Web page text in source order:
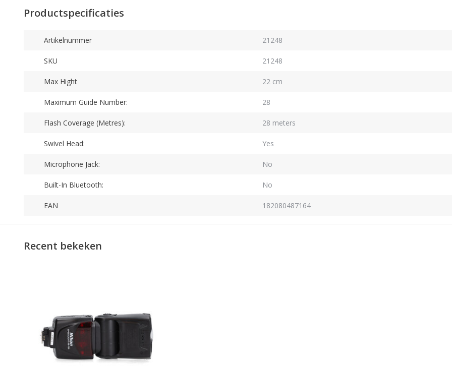
Productspecificaties
Artikelnummer 21248
SKU 21248
Max Hight 22 cm
Maximum Guide Number: 28
Flash Coverage (Metres): 28 meters
Swivel Head: Yes
Microphone Jack: No
Built-In Bluetooth: No
EAN 182080487164
Recent bekeken